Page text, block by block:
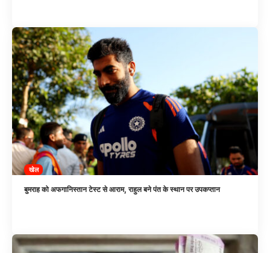
खेल
बुमराह को अफगानिस्तान टेस्ट से आराम, राहुल बने पंत के स्थान पर उपकप्तान